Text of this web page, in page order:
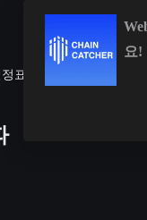
표
요!